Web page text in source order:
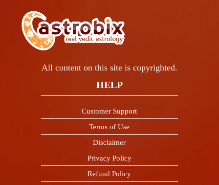
All content on this site is copyrighted.
HELP
Customer Support
Terms of Use
Disclaimer
Privacy Policy
Refund Policy